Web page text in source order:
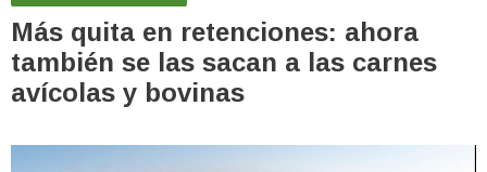
Más quita en retenciones: ahora
también se las sacan a las carnes
avícolas y bovinas